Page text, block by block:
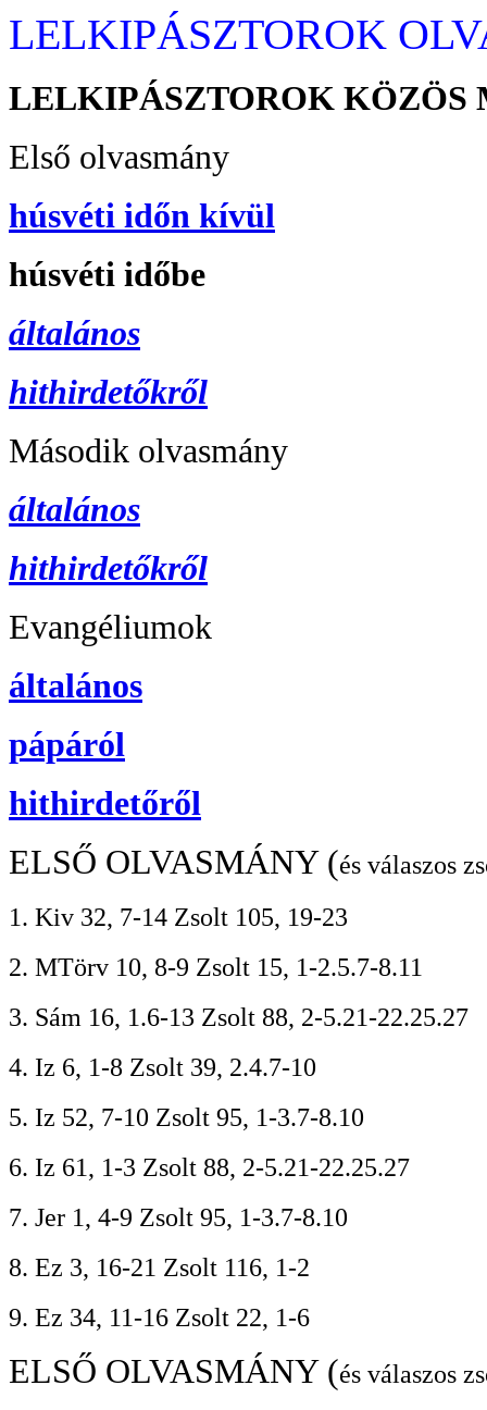
LELKIPÁSZTOROK
LELKIPÁSZTOROK KÖZÖS
Első olvasmány
húsvéti időn kívül
húsvéti időbe
általános
hithirdetőkről
Második olvasmány
általános
hithirdetőkről
Evangéliumok
általános
pápáról
hithirdetőről
ELSŐ OLVASMÁNY (és válaszos
1. Kiv 32, 7-14 Zsolt 105, 19-23
2. MTörv 10, 8-9 Zsolt 15, 1-2.5.7-8.11
3. Sám 16, 1.6-13 Zsolt 88, 2-5.21-22.25.27
4. Iz 6, 1-8 Zsolt 39, 2.4.7-10
5. Iz 52, 7-10 Zsolt 95, 1-3.7-8.10
6. Iz 61, 1-3 Zsolt 88, 2-5.21-22.25.27
7. Jer 1, 4-9 Zsolt 95, 1-3.7-8.10
8. Ez 3, 16-21 Zsolt 116, 1-2
9. Ez 34, 11-16 Zsolt 22, 1-6
ELSŐ OLVASMÁNY (és válaszos